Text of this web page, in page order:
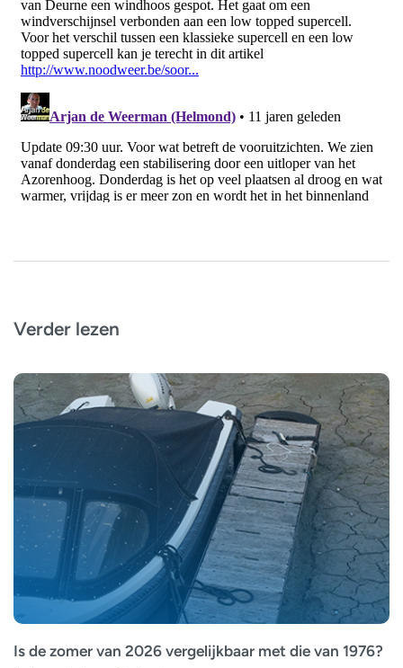
Verder lezen
Is de zomer van 2026 vergelijkbaar met die van 1976?